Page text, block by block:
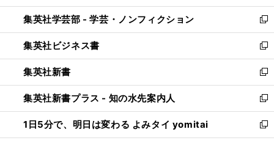
開
く
ウ
で
開
く
ン
ド
ウ
で
開
く
ウ
ィ
ン
ド
ウ
で
開
く
集英社学芸部 - 学芸・ノンフィクション
新
し
い
ウ
ィ
ン
ド
ウ
で
開
集英社ビジネス書
新
し
い
ウ
ィ
ン
ド
ウ
集英社新書
新
し
い
ウ
ィ
ン
集英社新書プラス - 知の水先案内人
新
し
い
ウ
1日5分で、明日は変わる よみタイ yomitai
新
し